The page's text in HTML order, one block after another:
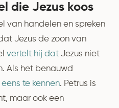
die Jezus koos
van handelen en spreken
Jezus de zoon van
vertelt hij datJezus niet
Als het benauwd
te kennen. Petrus is
maar ook een